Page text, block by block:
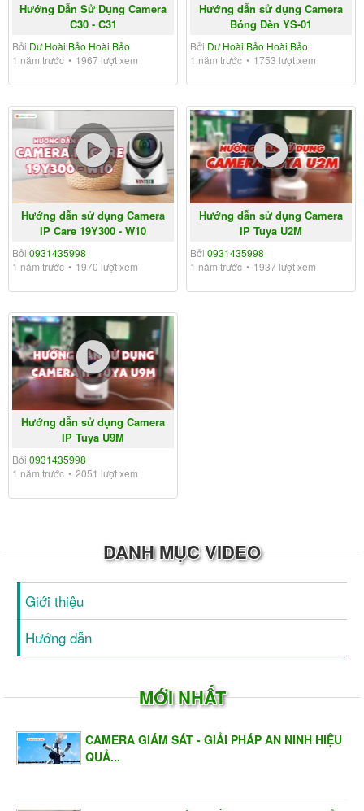
Hướng Dẫn Sử Dụng Camera
C30 - C31
Bởi Dư Hoài Bảo Hoài Bảo
1 năm trước
1967 lượt xem
Hướng dẫn sử dụng Camera
Bóng Đèn YS-01
Bởi Dư Hoài Bảo Hoài Bảo
1 năm trước
1753 lượt xem
Hướng dẫn sử dụng Camera
IP Care 19Y300 - W10
Bởi 0931435998
1 năm trước
1970 lượt xem
Hướng dẫn sử dụng Camera
IP Tuya U2M
Bởi 0931435998
1 năm trước
1937 lượt xem
Hướng dẫn sử dụng Camera
IP Tuya U9M
Bởi 0931435998
1 năm trước
2051 lượt xem
DANH MỤC VIDEO
Giới thiệu
Hướng dẫn
MỚI NHẤT
CAMERA GIÁM SÁT - GIẢI PHÁP AN NINH HIỆU
QUẢ...